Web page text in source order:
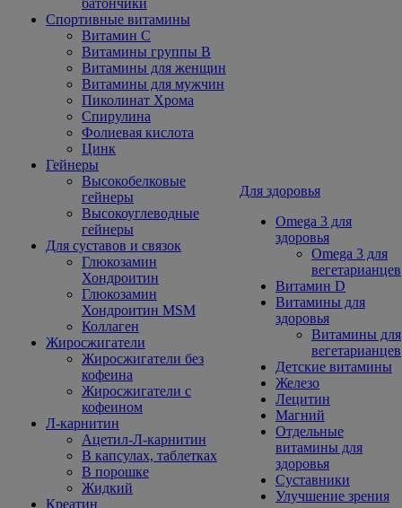
батончики
Спортивные витамины
Витамин С
Витамины группы В
Витамины для женщин
Витамины для мужчин
Пиколинат Хрома
Спирулина
Фолиевая кислота
Цинк
Гейнеры
Высокобелковые
гейнеры
Высокоуглеводные
гейнеры
Для суставов и связок
Глюкозамин
Хондроитин
Глюкозамин
Хондроитин MSM
Коллаген
Жиросжигатели
Жиросжигатели без
кофеина
Жиросжигатели с
кофеином
Л-карнитин
Ацетил-Л-карнитин
В капсулах, таблетках
В порошке
Жидкий
Креатин
Для здоровья
Omega 3 для
здоровья
Omega 3 для
вегетарианцев
Витамин D
Витамины для
здоровья
Витамины для
вегетарианцев
Детские витамины
Железо
Лецитин
Магний
Отдельные
витамины для
здоровья
Суставники
Улучшение зрения